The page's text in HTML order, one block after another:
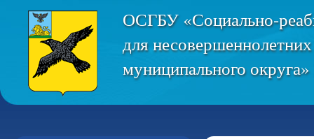
ОСГБУ «Социально-
для
муниципального